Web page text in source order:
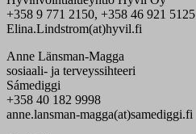
+358 9 771 2150, +358 46 921 5125
Elina.Lindstrom(at)hyvil.fi
Anne Länsman-Magga
sosiaali- ja terveyssihteeri
Sámediggi
+358 40 182 9998
anne.lansman-magga(at)samediggi.fi